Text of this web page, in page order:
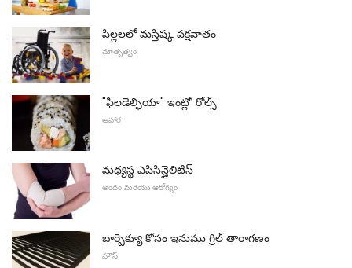
పిల్లలలో మస్తిష్క పక్షవాతం
మాతృత్వం
"ఫిలడెల్ఫియా" ఇంట్లో రోల్స్
ఆహార
మధ్యస్థ ఎపిసిన్డైలిటిస్
అందం మరియు ఆరోగ్యం
బార్బెక్యూ కోసం ఇనుము గ్రిల్ తారాగణం
హౌస్